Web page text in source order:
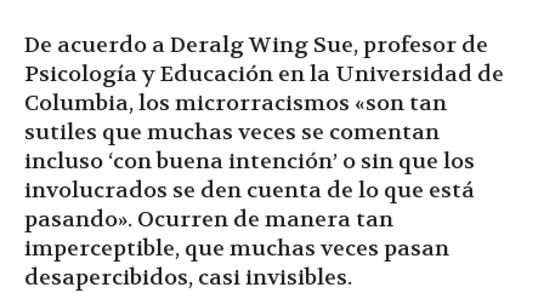
De acuerdo a Deralg Wing Sue, profesor de
Psicología y Educación en la Universidad de
Columbia, los microrracismos «son tan
sutiles que muchas veces se comentan
incluso ‘con buena intención’ o sin que los
involucrados se den cuenta de lo que está
pasando». Ocurren de manera tan
imperceptible, que muchas veces pasan
desapercibidos, casi invisibles.